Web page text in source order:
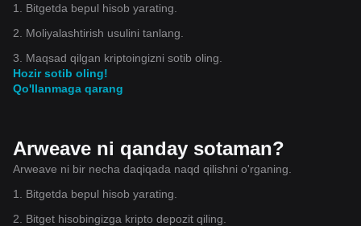
1. Bitgetda bepul hisob yarating.
2. Moliyalashtirish usulini tanlang.
3. Maqsad qilgan kriptoingizni sotib oling.
Hozir sotib oling!
Qo'llanmaga qarang
Arweave ni qanday sotaman?
Arweave ni bir necha daqiqada naqd qilishni o'rganing.
1. Bitgetda bepul hisob yarating.
2. Bitget hisobingizga kripto depozit qiling.